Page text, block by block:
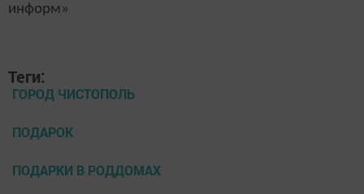
информ»
Теги:
ГОРОД ЧИСТОПОЛЬ
ПОДАРОК
ПОДАРКИ В РОДДОМАХ